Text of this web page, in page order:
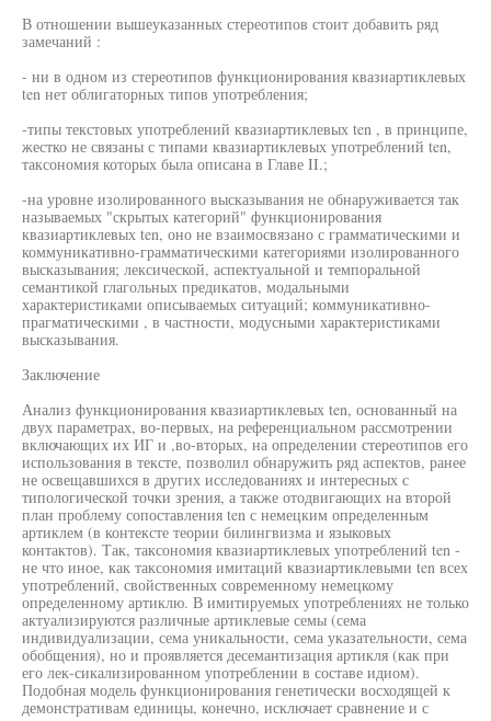
В отношении вышеуказанных стереотипов стоит добавить ряд
замечаний :
- ни в одном из стереотипов функционирования квазиартиклевых
ten нет облигаторных типов употребления;
-типы текстовых употреблений квазиартиклевых ten , в принципе,
жестко не связаны с типами квазиартиклевых употреблений ten,
таксономия которых была описана в Главе II.;
-на уровне изолированного высказывания не обнаруживается так
называемых "скрытых категорий" функционирования
квазиартиклевых ten, оно не взаимосвязано с грамматическими и
коммуникативно-грамматическими категориями изолированного
высказывания; лексической, аспектуальной и темпоральной
семантикой глагольных предикатов, модальными
характеристиками описываемых ситуаций; коммуникативно-
прагматическими , в частности, модусными характеристиками
высказывания.
Заключение
Анализ функционирования квазиартиклевых ten, основанный на
двух параметрах, во-первых, на референциальном рассмотрении
включающих их ИГ и ,во-вторых, на определении стереотипов его
использования в тексте, позволил обнаружить ряд аспектов, ранее
не освещавшихся в других исследованиях и интересных с
типологической точки зрения, а также отодвигающих на второй
план проблему сопоставления ten с немецким определенным
артиклем (в контексте теории билингвизма и языковых
контактов). Так, таксономия квазиартиклевых употреблений ten -
не что иное, как таксономия имитаций квазиартиклевыми ten всех
употреблений, свойственных современному немецкому
определенному артиклю. В имитируемых употреблениях не только
актуализируются различные артиклевые семы (сема
индивидуализации, сема уникальности, сема указательности, сема
обобщения), но и проявляется десемантизация артикля (как при
его лек-сикализированном употреблении в составе идиом).
Подобная модель функционирования генетически восходящей к
демонстративам единицы, конечно, исключает сравнение и с